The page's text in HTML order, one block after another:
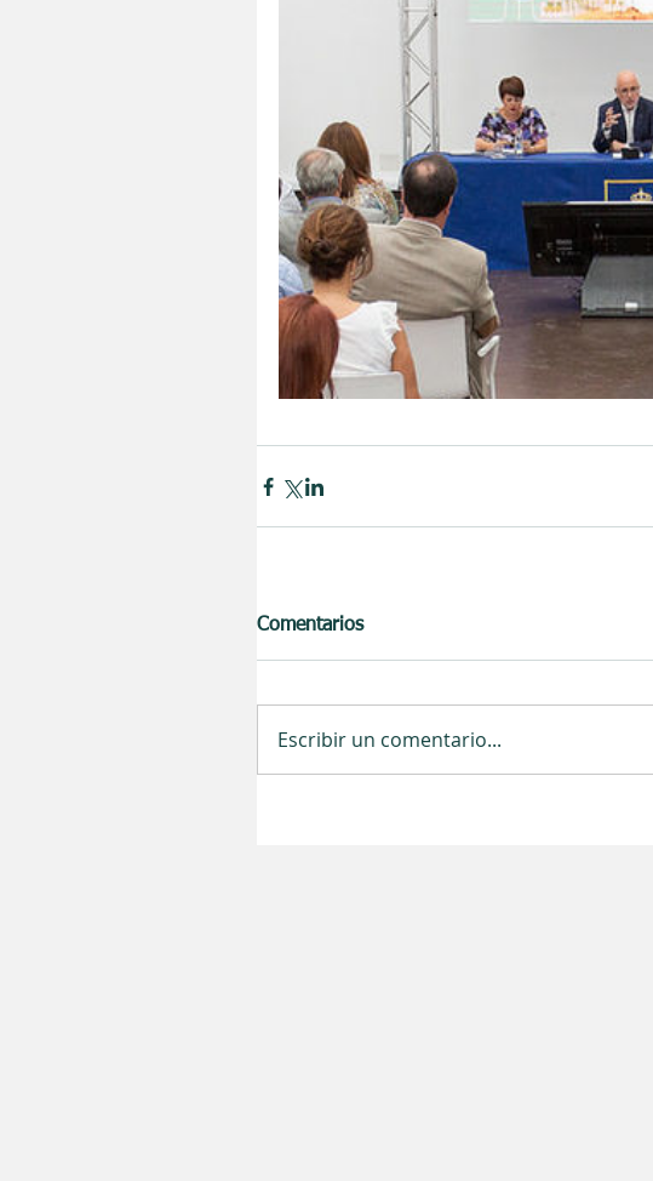
Comentarios
Escribir un comentario...